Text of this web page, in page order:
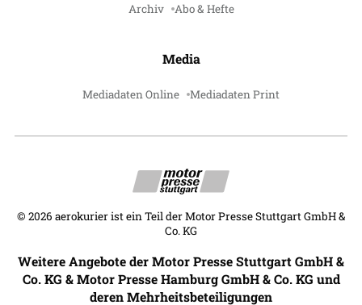
Archiv Abo & Hefte
Media
Mediadaten Online Mediadaten Print
© 2026 aerokurier ist ein Teil der Motor Presse Stuttgart GmbH &
Co. KG
Weitere Angebote der Motor Presse Stuttgart GmbH &
Co. KG & Motor Presse Hamburg GmbH & Co. KG und
deren Mehrheitsbeteiligungen